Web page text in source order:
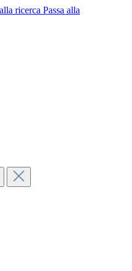
ricerca Passa alla